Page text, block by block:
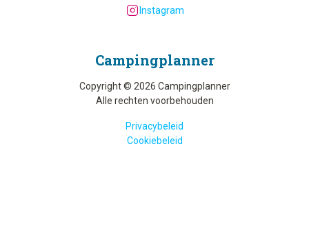
Instagram
Camping­planner
Copyright © 2026 Campingplanner
Alle rechten voorbehouden
Privacybeleid
Cookiebeleid